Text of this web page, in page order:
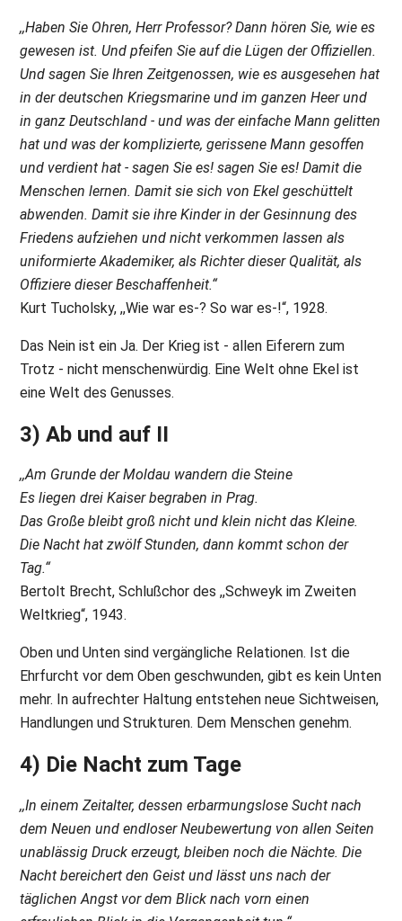
,,Haben Sie Ohren, Herr Professor? Dann hören Sie, wie es
gewesen ist. Und pfeifen Sie auf die Lügen der Offiziellen.
Und sagen Sie Ihren Zeitgenossen, wie es ausgesehen hat
in der deutschen Kriegsmarine und im ganzen Heer und
in ganz Deutschland - und was der einfache Mann gelitten
hat und was der komplizierte, gerissene Mann gesoffen
und verdient hat - sagen Sie es! sagen Sie es! Damit die
Menschen lernen. Damit sie sich von Ekel geschüttelt
abwenden. Damit sie ihre Kinder in der Gesinnung des
Friedens aufziehen und nicht verkommen lassen als
uniformierte Akademiker, als Richter dieser Qualität, als
Offiziere dieser Beschaffenheit.“
Kurt Tucholsky, ,,Wie war es-? So war es-!“, 1928.
Das Nein ist ein Ja. Der Krieg ist - allen Eiferern zum
Trotz - nicht menschenwürdig. Eine Welt ohne Ekel ist
eine Welt des Genusses.
3) Ab und auf II
,,Am Grunde der Moldau wandern die Steine
Es liegen drei Kaiser begraben in Prag.
Das Große bleibt groß nicht und klein nicht das Kleine.
Die Nacht hat zwölf Stunden, dann kommt schon der
Tag.“
Bertolt Brecht, Schlußchor des ,,Schweyk im Zweiten
Weltkrieg“, 1943.
Oben und Unten sind vergängliche Relationen. Ist die
Ehrfurcht vor dem Oben geschwunden, gibt es kein Unten
mehr. In aufrechter Haltung entstehen neue Sichtweisen,
Handlungen und Strukturen. Dem Menschen genehm.
4) Die Nacht zum Tage
,,In einem Zeitalter, dessen erbarmungslose Sucht nach
dem Neuen und endloser Neubewertung von allen Seiten
unablässig Druck erzeugt, bleiben noch die Nächte. Die
Nacht bereichert den Geist und lässt uns nach der
täglichen Angst vor dem Blick nach vorn einen